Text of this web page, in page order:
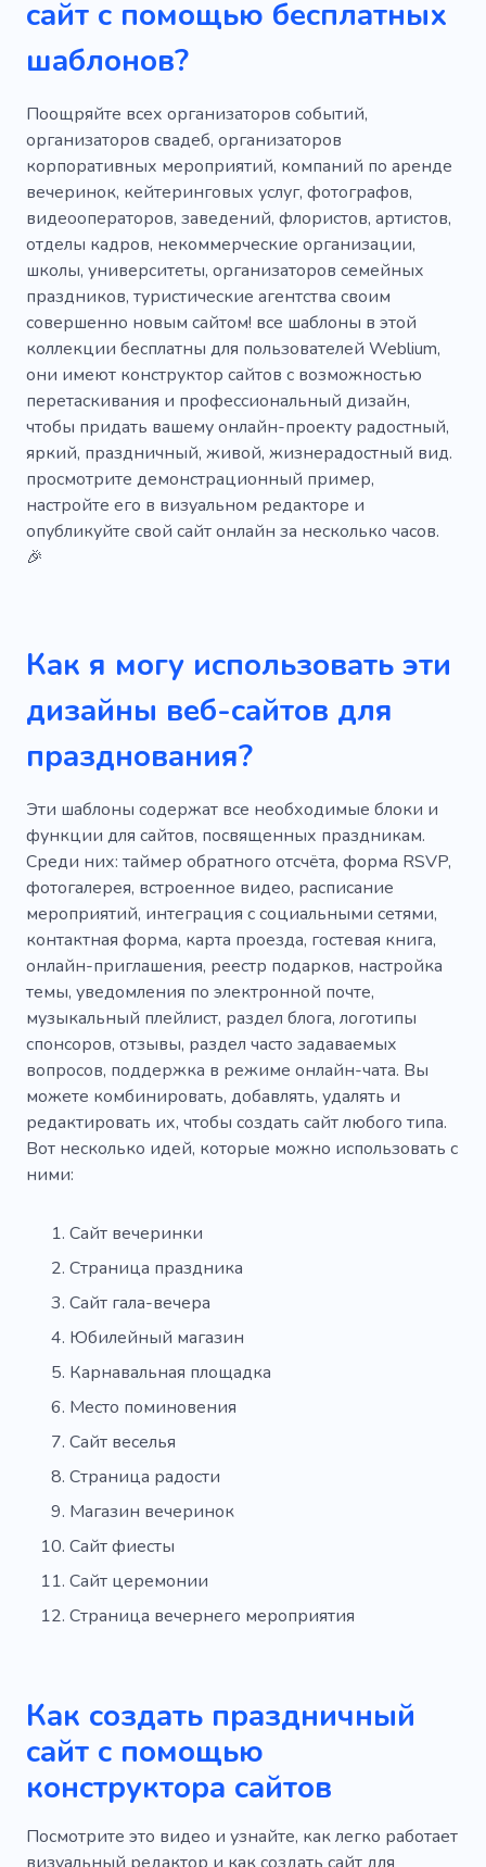
Детский сад
Беременность
Новорожденный
Девичник
Бриллиант
Услуги
Женитьба
Девичник
Любовь
Декор
Приглашение
Конфетти
Орнамент
Воспоминания
Релакс
Компания
Творческий
Магазин
Покупки
Дошкольное заведение
Ремесло
Бутик
Гости
Будущие родители
Ожидание
Обнаженная
Женщины
Кольцо
Аксессуары
Блеск
Стразы
Серебро
Индивидуальная отделка
Жених
Отличный
Человек
История любви
Конструктор всплывающих окон
Интересный влаг
Свадебный торт
Изменения
Поздравление
Калькулятор
Диджей
Дневник
Находка
Первый шаг
Гибкий
Цветок
Гирлянды
Беременная
Няня
Подарок на день рождения
Большой день
Ребята
Конфета
Подарочные наборы
Детский сад
Сюрприз
Бар
Место проведения
Фейерверк
Удовольствие
Питание
Развлечение
Фото
Друзья
сайт с помощью бесплатных
шаблонов?
Поощряйте всех организаторов событий,
организаторов свадеб, организаторов
корпоративных мероприятий, компаний по аренде
вечеринок, кейтеринговых услуг, фотографов,
видеооператоров, заведений, флористов, артистов,
отделы кадров, некоммерческие организации,
школы, университеты, организаторов семейных
праздников, туристические агентства своим
совершенно новым сайтом! все шаблоны в этой
коллекции бесплатны для пользователей Weblium,
они имеют конструктор сайтов с возможностью
перетаскивания и профессиональный дизайн,
чтобы придать вашему онлайн-проекту радостный,
яркий, праздничный, живой, жизнерадостный вид.
просмотрите демонстрационный пример,
настройте его в визуальном редакторе и
опубликуйте свой сайт онлайн за несколько часов.
🎉
Как я могу использовать эти
дизайны веб-сайтов для
празднования?
Эти шаблоны содержат все необходимые блоки и
функции для сайтов, посвященных праздникам.
Среди них: таймер обратного отсчёта, форма RSVP,
фотогалерея, встроенное видео, расписание
мероприятий, интеграция с социальными сетями,
контактная форма, карта проезда, гостевая книга,
онлайн-приглашения, реестр подарков, настройка
темы, уведомления по электронной почте,
музыкальный плейлист, раздел блога, логотипы
спонсоров, отзывы, раздел часто задаваемых
вопросов, поддержка в режиме онлайн-чата. Вы
можете комбинировать, добавлять, удалять и
редактировать их, чтобы создать сайт любого типа.
Вот несколько идей, которые можно использовать с
ними:
Сайт вечеринки
Страница праздника
Сайт гала-вечера
Юбилейный магазин
Карнавальная площадка
Место поминовения
Сайт веселья
Страница радости
Магазин вечеринок
Сайт фиесты
Сайт церемонии
Страница вечернего мероприятия
Как создать праздничный
сайт с помощью
конструктора сайтов
Посмотрите это видео и узнайте, как легко работает